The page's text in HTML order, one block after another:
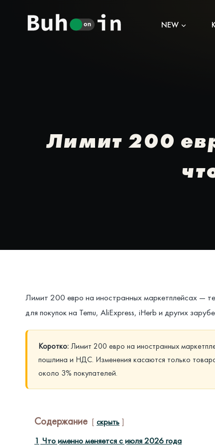
содержимому
NEW
Лимит 200
Лимит 200 евро на иностранных маркетплейсах —
для покупок на Temu, AliExpress, iHerb и других
Коротко:Лимит 200 евро на иностранных
пошлина и НДС. Изменения касаются только
около 3% покупателей.
Содержание скрыть
1 Что именно меняется с июля 2026 года